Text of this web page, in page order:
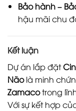
Bảo hành –
hậu mãi chu
Kết luận
Dự án lắp đặt
Nãolà minh
Zamacotrong
Với sự kết hợp